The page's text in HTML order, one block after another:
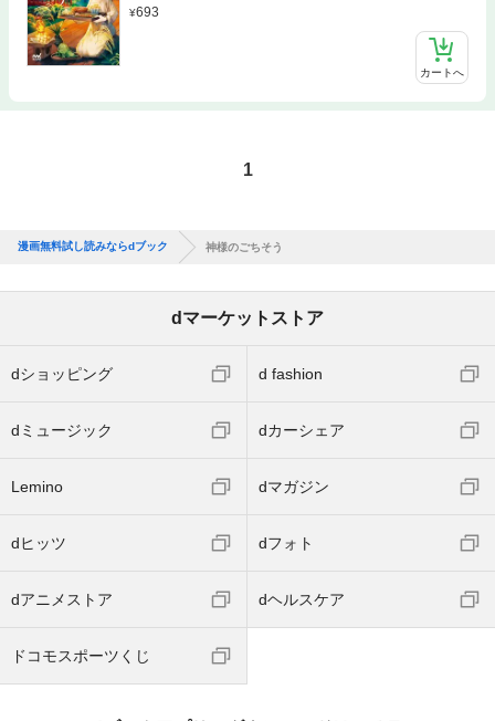
693
カートへ
1
漫画無料試し読みならdブック 神様のごちそう
dマーケットストア
dショッピング d fashion
dミュージック dカーシェア
Lemino dマガジン
dヒッツ dフォト
dアニメストア dヘルスケア
ドコモスポーツくじ